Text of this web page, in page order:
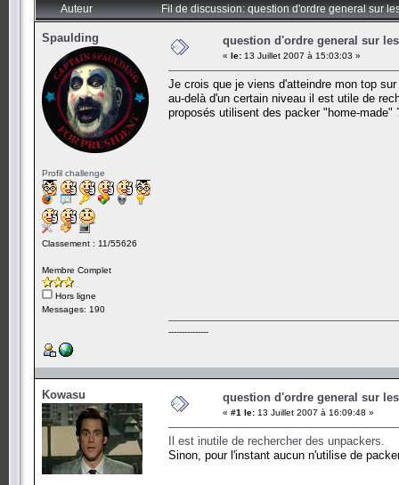
Auteur Fil de discussion: question d'ordre general sur
Spaulding
Profil challenge
Classement : 11/55626
Membre Complet
Hors ligne
Messages: 190
question d'ordre general sur
« le: 13 Juillet 2007 à 15:03:03 »
Je crois que je viens d'atteindre mon top
au-delà d'un certain niveau il est utile de
proposés utilisent des packer "home-made"
---------------
Kowasu question d'ordre general sur
« #1 le: 13 Juillet 2007 à 16:09:48 »
Il est inutile de rechercher des unpackers.
Sinon, pour l'instant aucun n'utilise de